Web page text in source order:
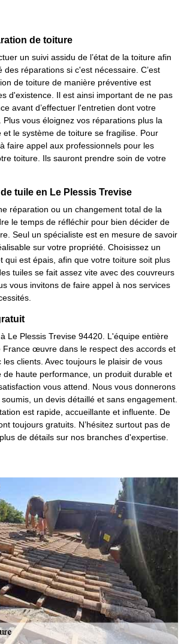
de toiture
un suivi assidu de l’état de la toiture afin
des réparations si c'est nécessaire. C’est
de toiture de manière préventive est
d'existence. Il est ainsi important de ne pas
avant d’effectuer l'entretien dont votre
vous éloignez vos réparations plus la
et le système de toiture se fragilise. Pour
faire appel aux professionnels pour les
toiture. Ils sauront prendre soin de votre
tuile en Le Plessis Trevise
réparation ou un changement total de la
le temps de réfléchir pour bien décider de
Seul un spécialiste est en mesure de savoir
sur votre propriété. Choisissez un
qui est épais, afin que votre toiture soit plus
tuiles se fait assez vite avec des couvreurs
vous invitons de faire appel à nos services
Le Plessis Trevise 94420. L'équipe entière
France œuvre dans le respect des accords et
les clients. Avec toujours le plaisir de vous
de haute performance, un produit durable et
vous attend. Nous vous donnerons
un devis détaillé et sans engagement.
est rapide, accueillante et influente. De
toujours gratuits. N’hésitez surtout pas de
de détails sur nos branches d'expertise.